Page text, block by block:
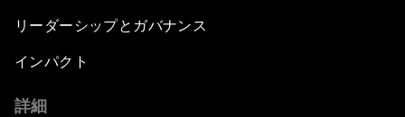
リーダーシップとガバナンス
インパクト
詳細